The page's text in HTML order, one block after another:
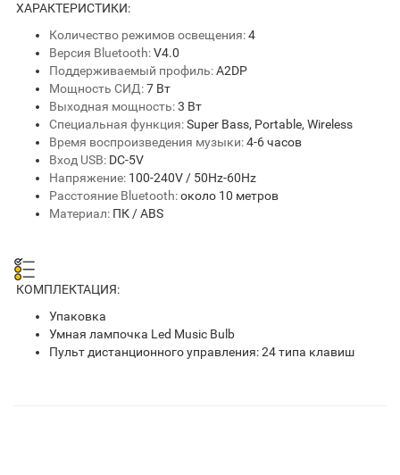
ХАРАКТЕРИСТИКИ:
Количество режимов освещения:4
Версия Bluetooth:V4.0
Поддерживаемый профиль:A2DP
Мощность СИД:7 Вт
Выходная мощность:3 Вт
Специальная функция:Super Bass, Portable, Wireless
Время воспроизведения музыки:4-6 часов
Вход USB: DC-5V
Напряжение: 100-240V / 50Hz-60Hz
Расстояние Bluetooth:около 10 метров
Материал: ПК / ABS
КОМПЛЕКТАЦИЯ:
Упаковка
Умная лампочка Led Music Bulb
Пульт дистанционного управления: 24 типа клавиш